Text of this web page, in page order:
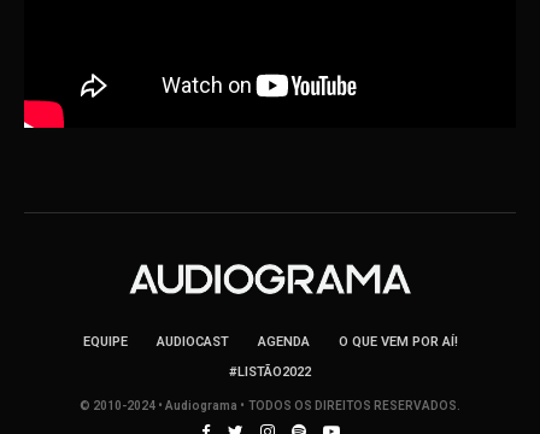
EQUIPE AUDIOCAST AGENDA
O QUE VEM POR AÍ!
#LISTÃO2022
© 2010-2024 • Audiograma • TODOS OS DIREITOS RESERVADOS.